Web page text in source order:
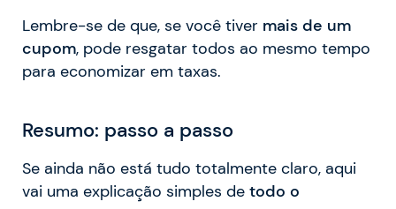
Lembre-se de que, se você tiver mais de um
cupom, pode resgatar todos ao mesmo tempo
para economizar em taxas.
Resumo: passo a passo
Se ainda não está tudo totalmente claro, aqui
vai uma explicação simples de todo o